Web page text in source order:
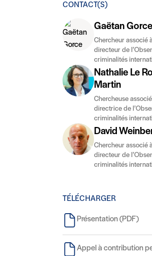
CONTACT(S)
Gaëtan Gorce
Chercheur associé
directeur de
criminalités
Nathalie Le
Martin
Chercheuse
directrice de
criminalités
David
Chercheur associé
directeur de
criminalités
TÉLÉCHARGER
Présentation (PDF)
Appel à contribution